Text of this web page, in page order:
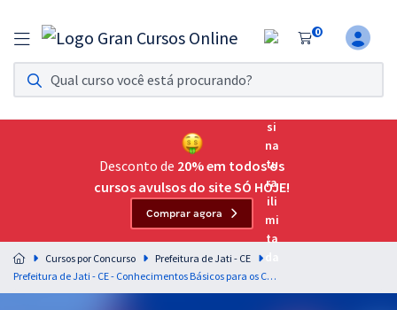
0
Assinatura Ilimitada 11
Acesso a todos os cursos. Teste grátis por 7 dias!
Assinatura OAB Até Passar
Acesso ilimitado a toda preparação para o Exame da
Residências Multiprofissionais
Preparação completa e intensiva para as principais
residências em saúde do Brasil
Desconto de 20% em todos os
cursos avulsos do site SÓ HOJE!
Comprar agora
Cursos por Concurso
Prefeitura de Jati - CE
Prefeitura de Jati - CE - Conhecimentos Básicos para os Cargos de Nível Médio